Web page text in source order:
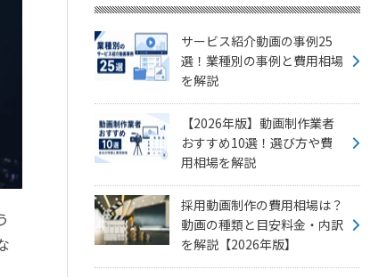
サービス紹介動画の事例25
選！業種別の事例と費用相場
を解説
【2026年版】動画制作業者
おすすめ10選！選び方や費
用相場を解説
採用動画制作の費用相場は？
動画の種類と目安料金・内訳
を解説【2026年版】